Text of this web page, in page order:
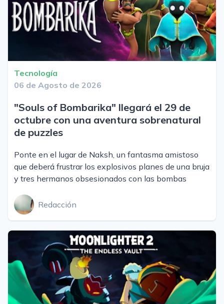
Tecnología
06 de Agosto de 2026
"Souls of Bombarika" llegará el 29 de
octubre con una aventura sobrenatural
de puzzles
Ponte en el lugar de Naksh, un fantasma amistoso
que deberá frustrar los explosivos planes de una bruja
y tres hermanos obsesionados con las bombas
Redacción